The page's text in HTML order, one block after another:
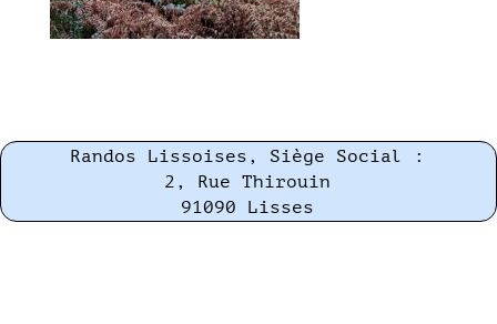
Randos Lissoises, Siège Social :
2, Rue Thirouin
91090 Lisses